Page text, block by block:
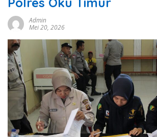
Admin
Mei 20, 2026